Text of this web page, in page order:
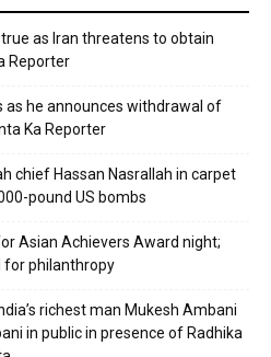
as Iran threatens to obtain
Reporter
as he announces withdrawal of
Ka Reporter
chief Hassan Nasrallah in carpet
pound US bombs
Asian Achievers Award night;
for philanthropy
richest man Mukesh Ambani
in public in presence of Radhika